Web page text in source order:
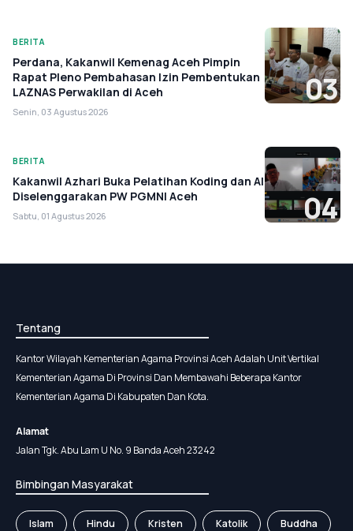
BERITA
Perdana, Kakanwil Kemenag Aceh Pimpin
Rapat Pleno Pembahasan Izin Pembentukan
LAZNAS Perwakilan di Aceh
Senin, 03 Agustus 2026
03
BERITA
Kakanwil Azhari Buka Pelatihan Koding dan AI
Diselenggarakan PW PGMNI Aceh
Sabtu, 01 Agustus 2026 04
Tentang
Kantor Wilayah Kementerian Agama Provinsi Aceh Adalah Unit Vertikal
Kementerian Agama Di Provinsi Dan Membawahi Beberapa Kantor
Kementerian Agama Di Kabupaten Dan Kota.
Alamat
Jalan Tgk. Abu Lam U No. 9 Banda Aceh 23242
Bimbingan Masyarakat
Islam Hindu Kristen Katolik Buddha